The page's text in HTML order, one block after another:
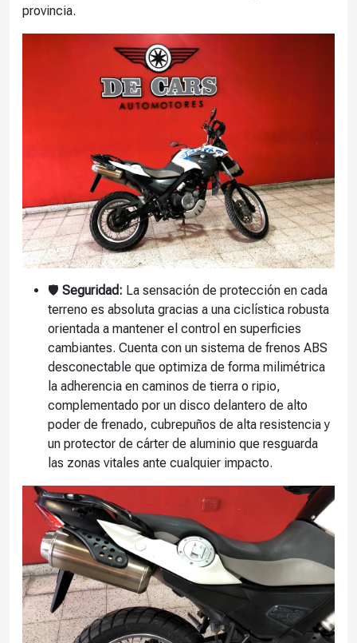
provincia.
🛡️ Seguridad: La sensación de protección en cada
terreno es absoluta gracias a una ciclística robusta
orientada a mantener el control en superficies
cambiantes. Cuenta con un sistema de frenos ABS
desconectable que optimiza de forma milimétrica
la adherencia en caminos de tierra o ripio,
complementado por un disco delantero de alto
poder de frenado, cubrepuños de alta resistencia y
un protector de cárter de aluminio que resguarda
las zonas vitales ante cualquier impacto.